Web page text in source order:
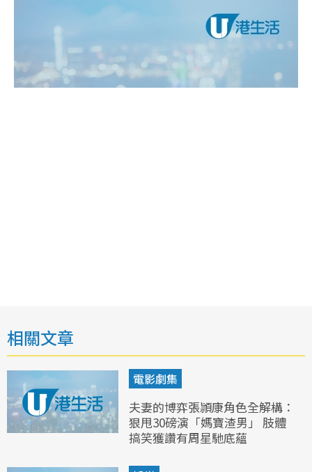
相關文章
電影劇集
夫妻的博弈張頴康角色全解構：
狠甩30磅演「媽寶渣男」 肢體
搞笑獲讚有周星馳底蘊